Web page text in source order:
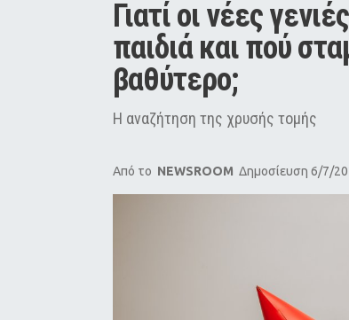
Agenda
Γιατί οι νέες
παιδιά και πού
βαθύτερο;
Η αναζήτηση της χρυσής τομής
Από το NEWSROOM Δημοσίευση 6/7/